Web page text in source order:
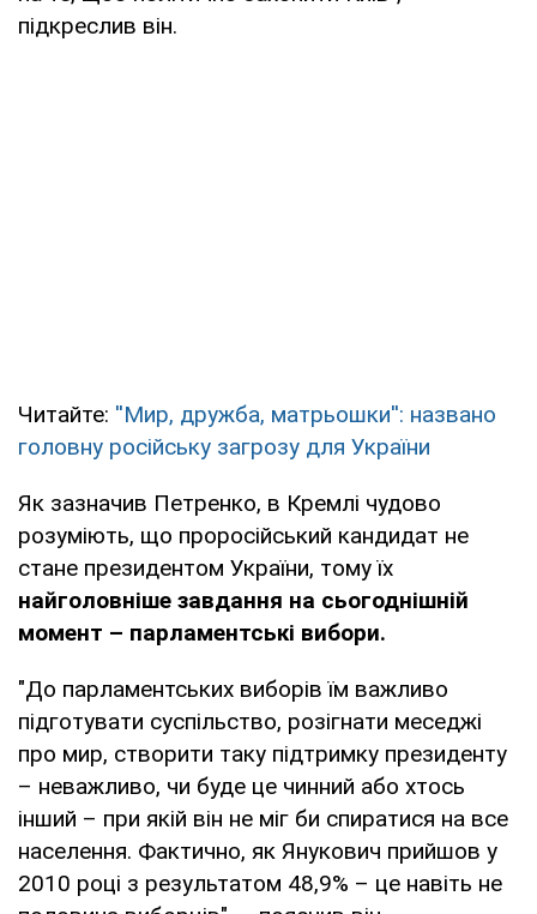
підкреслив він.
Читайте: ''Мир, дружба, матрьошки'': названо
головну російську загрозу для України
Як зазначив Петренко, в Кремлі чудово
розуміють, що проросійський кандидат не
стане президентом України, тому їх
найголовніше завдання на сьогоднішній
момент – парламентські вибори.
"До парламентських виборів їм важливо
підготувати суспільство, розігнати меседжі
про мир, створити таку підтримку президенту
– неважливо, чи буде це чинний або хтось
інший – при якій він не міг би спиратися на все
населення. Фактично, як Янукович прийшов у
2010 році з результатом 48,9% – це навіть не